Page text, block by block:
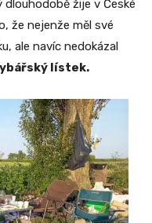
dlouhodobě žije v České
že nejenže měl své
ale navíc nedokázal
lístek.